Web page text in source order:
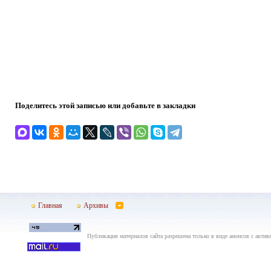
Поделитесь этой записью или добавьте в закладки
Главная Архивы
Публикация материалов сайта разрешена только в виде анонсов с